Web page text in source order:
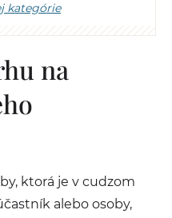
kategórie
na
ktorá je v cudzom
alebo osoby,